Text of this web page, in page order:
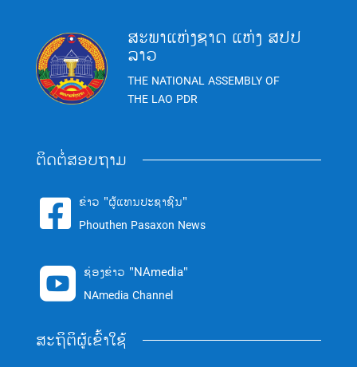
ສະພາແຫ່ງຊາດ ແຫ່ງ ສປປ
ລາວ
THE NATIONAL ASSEMBLY OF
THE LAO PDR
ຕິດຕໍ່ສອບຖາມ
 ຂ່າວ "ຜູ້ແທນປະຊາຊົນ"
Phouthen Pasaxon News
 ຊ່ອງຂ່າວ "NAmedia"
NAmedia Channel
ສະຖິຕິຜູ້ເຂົ້າໃຊ້